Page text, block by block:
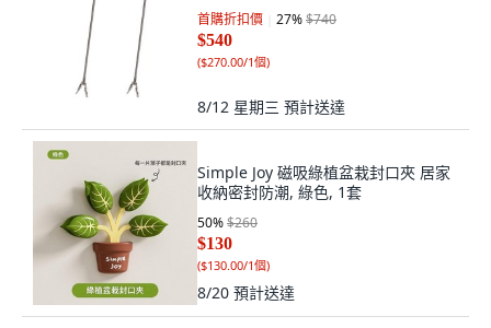
首購折扣價 27%$740
$540
($270.00/1個)
8/12 星期三 預計送達
Simple Joy 磁吸綠植盆栽封口夾 居家
收納密封防潮, 綠色, 1套
50%$260
$130
($130.00/1個)
8/20 預計送達